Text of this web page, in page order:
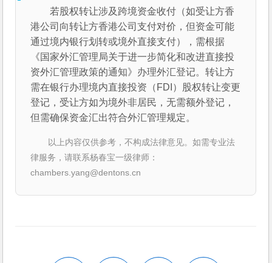
若股权转让涉及跨境资金收付（如受让方香
港公司向转让方香港公司支付对价，但资金可能
通过境内银行划转或境外直接支付），需根据
《国家外汇管理局关于进一步简化和改进直接投
资外汇管理政策的通知》办理外汇登记。转让方
需在银行办理境内直接投资（FDI）股权转让变更
登记，受让方如为境外非居民，无需额外登记，
但需确保资金汇出符合外汇管理规定。
以上内容仅供参考，不构成法律意见。如需专业法
律服务，请联系杨春宝一级律师：
chambers.yang@dentons.cn